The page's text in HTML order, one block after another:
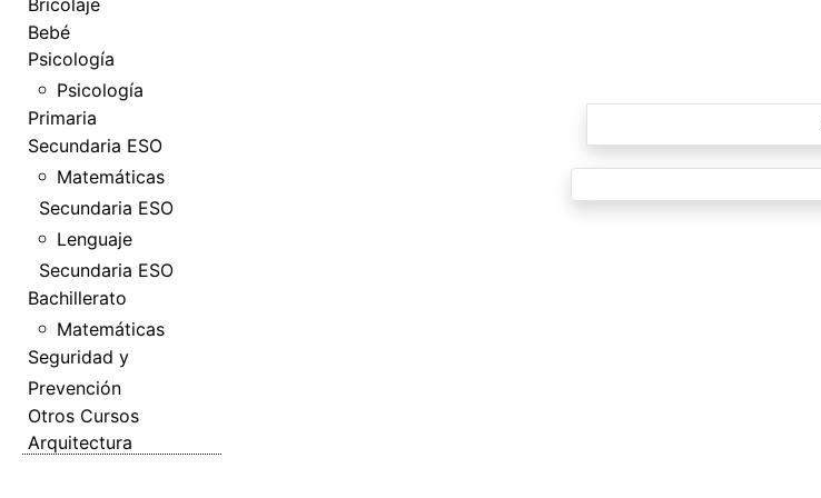
Bebé
Psicología
Psicología
Primaria
Secundaria ESO
Matemáticas
Secundaria ESO
Lenguaje
Secundaria ESO
Bachillerato
Matemáticas
Seguridad y
Prevención
Otros Cursos
Arquitectura